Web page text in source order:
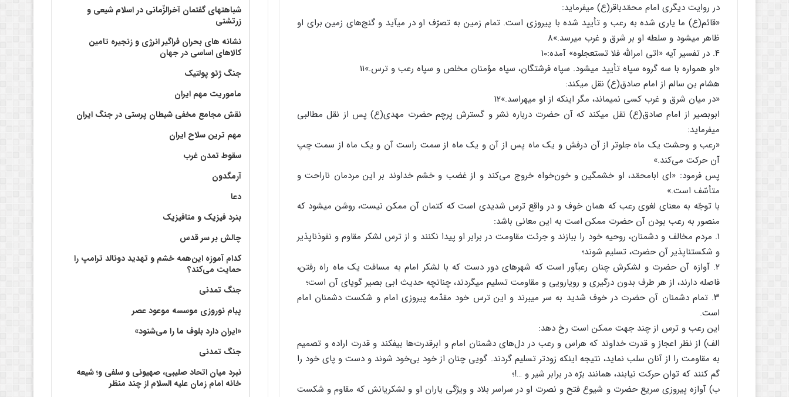
در روایت دیگری امام محمّدباقر(ع) می‏فرماید:
«قائم(ع) ما یاری شده به رعب و تأیید شده با پیروزی است. تمام زمین به تصرّف او در می‏آید و گنج‌های زمین برای او
ظاهر می‏شود و سلطه او بر شرق و غرب می‏رسد.»8
۴. در تفسیر آیه «اتی امرالله فلا تستعجلوه‏» آمده:۱۰
«او همواره با سه گروه سپاه تأیید می‏شود. سپاه فرشتگان، سپاه مؤمنان مخلص و سپاه رعب و ترس.»11
هشام بن سالم از امام صادق(ع) نقل می‏کند:
«در میان شرق و غرب کسی نمی‏ماند، مگر اینکه از او می‏هراسد.»12
ابو‏بصیر از امام صادق(ع) نقل می‏کند که آن حضرت درباره نشر و گسترش پرچم‏ حضرت ‏مهدی(ع) پس از نقل مطالبی
می‏فرماید:
«رعب و وحشت یک ماه جلوتر از آن درفش و یک ماه پس از آن و یک ماه از سمت راست آن و یک ماه از سمت چپ
آن حرکت می‌کند.»
پس فرمود: «ای ابامحمّد، او خشمگین و خون‌خواه خروج می‌کند و از غضب و خشم خداوند بر این مردمان ناراحت و
متأسّف است.»
با توجّه به معنای لغوی رعب که همان خوف و در واقع ترس شدیدی است که کتمان آن ممکن نیست، روشن می‏شود که
منصور به رعب بودن آن حضرت ممکن است ‏به این معانی باشد:
۱. مردم مخالف و دشمنان، روحیه خود را ببازند و جرئت مقاومت در برابر او پیدا نکنند و از ترس لشکر مقاوم و نفوذناپذیر
و شکست‏ناپذیر آن حضرت، تسلیم شوند؛
۲. آوازه آن حضرت و لشکرش چنان رعب‏آور است که شهرهای دور دست که با لشکر امام به مسافت ‏یک ماه راه‏ رفتن،
فاصله دارند، از هر طرف بدون درگیری و رویارویی و مقاومت تسلیم می‏گردند، چنانچه حدیث ابی بصیر گویای آن است؛
۳. تمام دشمنان آن حضرت در خوف شدید به سر می‏برند و این ترس خود مقدّمه پیروزی امام و شکست دشمنان امام
است.
این رعب و ترس از چند جهت ممکن است رخ دهد:
الف) از نظر اعجاز و قدرت خداوند که هراس و رعب در دل‌های دشمنان امام و ابرقدرت‌ها بیفکند و قدرت اراده و تصمیم
به مقاومت را از آنان سلب نماید، نتیجه اینکه زودتر تسلیم گردند. گویی چنان از خود بی‌خود شوند و دست و پای خود را
گم کنند که توان حرکت نیابند، همانند برّه در برابر شیر و …!؛
ب) آوازه پیروزی سریع حضرت و شیوع فتح و نصرت او در سراسر بلاد و ویژگی یاران او و لشکریانش که مقاوم و شکست
شباهتهای گفتمان آخر‌الزّمانی در اسلام شیعی و
زرتشتی
نشانه های بحران فراگیر انرژی و زنجیره تامین
کالاهای اساسی در جهان
جنگ ژئو پولتیک
ماموریت مهم ایران
نقش مجامع مخفی شیطان پرستی در جنگ ایران
مهم ترین سلاح ایران
سقوط تمدن غرب
آرمگدون
دعا
بنرد فیزیک و متافیزیک
چالش بر سر قدس
کدام آموزه این‌همه خشم و تهدید دونالد ترامپ را
حمایت می‌کند؟
جنگ تمدنی
پیام نوروزی موسسه موعود عصر
«ایران دارد بلوف ما را می‌شنود»
جنگ تمدنی
نبرد میان اتحاد صلیبی، صهیونی و سلفی و؛ شیعه
خانه امام زمان علیه السلام از چند منظر